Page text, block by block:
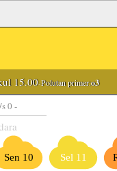
15.00-Polutan primer:o3
0 -
Sen 10 Sel 11